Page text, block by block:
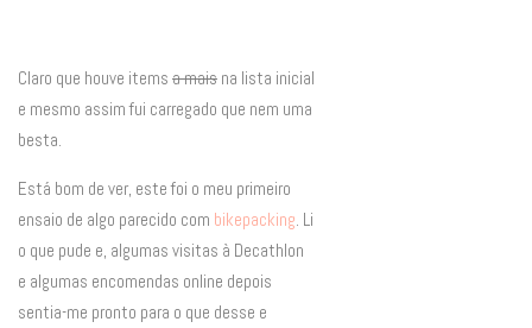
Claro que houve items a mais na lista inicial
e mesmo assim fui carregado que nem uma
besta.
Está bom de ver, este foi o meu primeiro
ensaio de algo parecido com bikepacking . Li
o que pude e, algumas visitas à Decathlon
e algumas encomendas online depois
sentia-me pronto para o que desse e